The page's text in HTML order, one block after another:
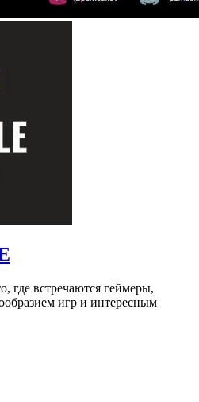
где встречаются геймеры,
игр и интересным